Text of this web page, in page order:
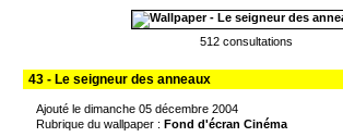
512 consultations
43 - Le seigneur des anneaux
Ajouté le dimanche 05 décembre 2004
Rubrique du wallpaper : Fond d'écran Cinéma